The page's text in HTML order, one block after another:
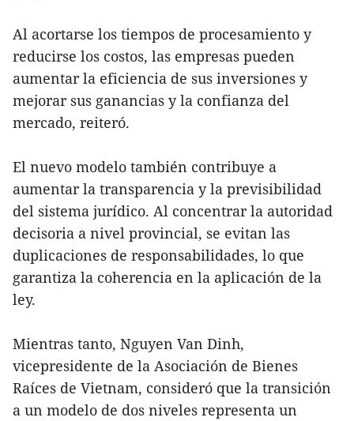
Al acortarse los tiempos de procesamiento y
reducirse los costos, las empresas pueden
aumentar la eficiencia de sus inversiones y
mejorar sus ganancias y la confianza del
mercado, reiteró.
El nuevo modelo también contribuye a
aumentar la transparencia y la previsibilidad
del sistema jurídico. Al concentrar la autoridad
decisoria a nivel provincial, se evitan las
duplicaciones de responsabilidades, lo que
garantiza la coherencia en la aplicación de la
ley.
Mientras tanto, Nguyen Van Dinh,
vicepresidente de la Asociación de Bienes
Raíces de Vietnam, consideró que la transición
a un modelo de dos niveles representa un